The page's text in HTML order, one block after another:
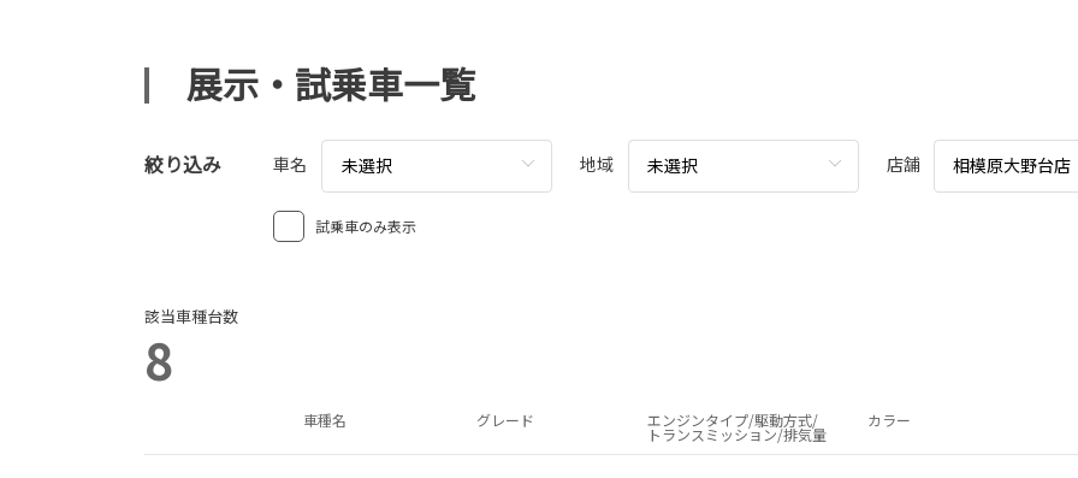
展示・試乗車一覧
絞り込み 車名 未選択 地域 未選択 店舗 相模原大野台店
試乗車のみ表示
該当車種台数
8
車種名 グレード エンジンタイプ/駆動方式/
トランスミッション/排気量
カラー